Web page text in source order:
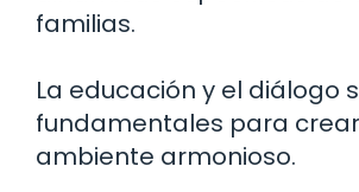
familias.
La educación y el diálogo
fundamentales para
ambiente armonioso.